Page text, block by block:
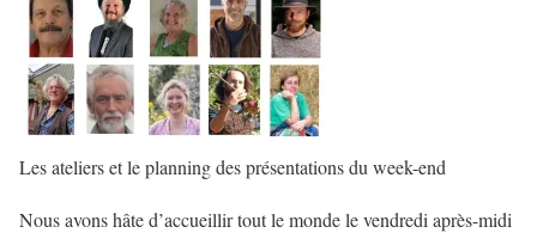
Les ateliers et le planning des présentations du week-end
Nous avons hâte d’accueillir tout le monde le vendredi après-midi